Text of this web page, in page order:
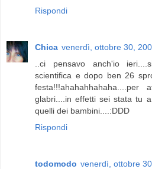
Rispondi
Chica venerdì, ottobre 30,
..ci pensavo anch'io
scientifica e dopo ben 26
glabri....in effetti sei stata tu
quelli dei bambini....:DDD
Rispondi
todomodo venerdì, ottobre